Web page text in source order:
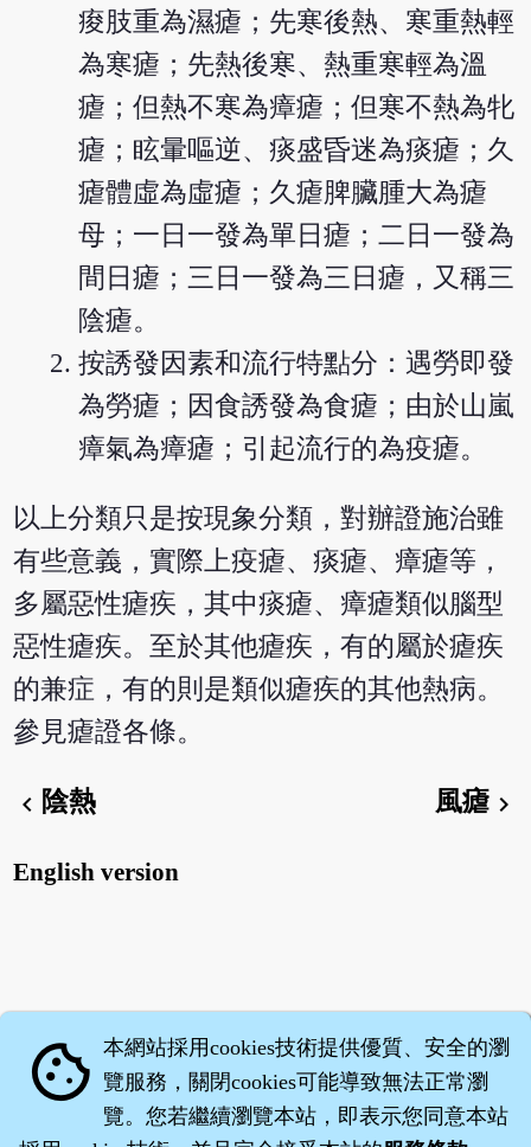
痠肢重為濕瘧；先寒後熱、寒重熱輕
為寒瘧；先熱後寒、熱重寒輕為溫
瘧；但熱不寒為瘴瘧；但寒不熱為牝
瘧；眩暈嘔逆、痰盛昏迷為痰瘧；久
瘧體虛為虛瘧；久瘧脾臟腫大為瘧
母；一日一發為單日瘧；二日一發為
間日瘧；三日一發為三日瘧，又稱三
陰瘧。
按誘發因素和流行特點分：遇勞即發
為勞瘧；因食誘發為食瘧；由於山嵐
瘴氣為瘴瘧；引起流行的為疫瘧。
以上分類只是按現象分類，對辦證施治雖
有些意義，實際上疫瘧、痰瘧、瘴瘧等，
多屬惡性瘧疾，其中痰瘧、瘴瘧類似腦型
惡性瘧疾。至於其他瘧疾，有的屬於瘧疾
的兼症，有的則是類似瘧疾的其他熱病。
參見瘧證各條。
chevron_left 陰熱 風瘧chevron_right
English version
cookie 本網站採用cookies技術提供優質、安全的瀏
覽服務，關閉cookies可能導致無法正常瀏
覽。您若繼續瀏覽本站，即表示您同意本站